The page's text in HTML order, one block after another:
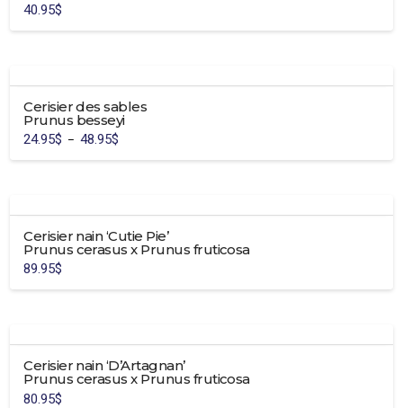
40.95$
Cerisier des sables
Prunus besseyi
24.95$ – 48.95$
prix :
plusieurs
variations.
Les
options
peuvent
la
page
Cerisier nain ‘Cutie Pie’
Prunus cerasus x Prunus fruticosa
89.95$
Cerisier nain ‘D’Artagnan’
Prunus cerasus x Prunus fruticosa
80.95$